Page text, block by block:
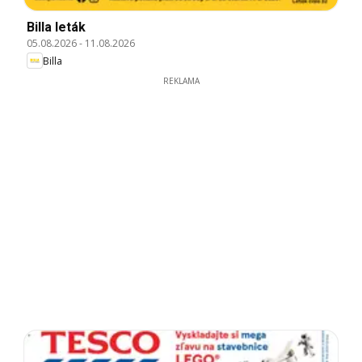
Billa leták
05.08.2026- 11.08.2026
Billa
REKLAMA